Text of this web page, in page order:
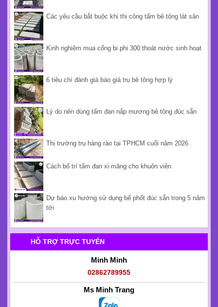
Các yêu cầu bắt buộc khi thi công tấm bê tông lát sân
Kinh nghiệm mua cống bi phi 300 thoát nước sinh hoạt
6 tiêu chí đánh giá báo giá trụ bê tông hợp lý
Lý do nên dùng tấm đan nắp mương bê tông đúc sẵn
Thị trường trụ hàng rào tại TPHCM cuối năm 2026
Cách bố trí tấm đan xi măng cho khuôn viên
Dự báo xu hướng sử dụng bể phốt đúc sẵn trong 5 năm
tới
HỖ TRỢ TRỰC TUYẾN
Minh Minh
02862789955
Ms Minh Trang